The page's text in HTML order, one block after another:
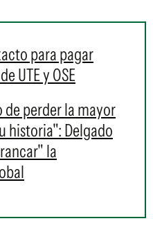
para pagar
UTE y OSE
perder la mayor
historia": Delgado
la